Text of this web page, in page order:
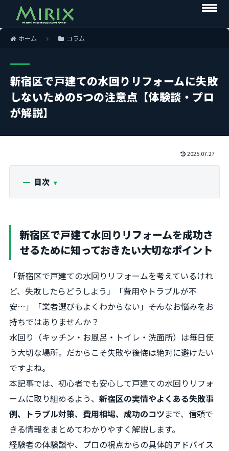
ホーム コラム
新宿区で戸建ての水回りリフォームに失敗
しないための5つの注意点【体験談・プロ
が解説】
2025.07.27
目次
新宿区で戸建て水回りリフォームを成功さ
せるために知っておきたい大切なポイント
「新宿区で戸建ての水回りリフォームを考えているけれ
ど、失敗したらどうしよう」「費用やトラブルが不
安…」「業者選びもよくわからない」――そんなお悩みをお
持ちではありませんか？
水回り（キッチン・お風呂・トイレ・洗面所）は毎日使
う大切な場所。だからこそ失敗や後悔は絶対に避けたい
ですよね。
本記事では、初心者でも安心して戸建ての水回りリフォ
ームに取り組めるよう、 新宿区の実情やよくある失敗事
例、トラブル対策、費用相場、成功のコツまで、信頼で
きる情報をまとめてわかりやすく解説します。
経験者の体験談や、プロの視点からの具体的アドバイス